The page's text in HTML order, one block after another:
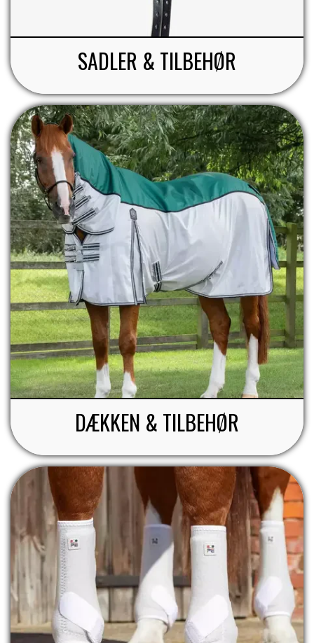
STAR TACK
STUD MUFFIN
TIMER GPS
TKO
WAHLSTEN
WALDHAUSEN
WALSH
ZILCO
QHP -BRANDS OF Q
SADLER & TILBEHØR
DÆKKEN & TILBEHØR